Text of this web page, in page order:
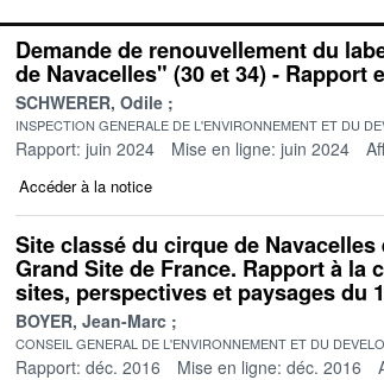
Demande de renouvellement du
de Navacelles" (30 et 34) - Rapport
SCHWERER, Odile
INSPECTION GENERALE DE L'ENVIRONNEMENT ET DU
Rapport: juin 2024 Mise en ligne: juin 2024
Accéder à la notice
Site classé du cirque de
Grand Site de France. Rapport à la
sites, perspectives et paysages du
BOYER, Jean-Marc
CONSEIL GENERAL DE L'ENVIRONNEMENT ET DU
Rapport: déc. 2016 Mise en ligne: déc. 2016